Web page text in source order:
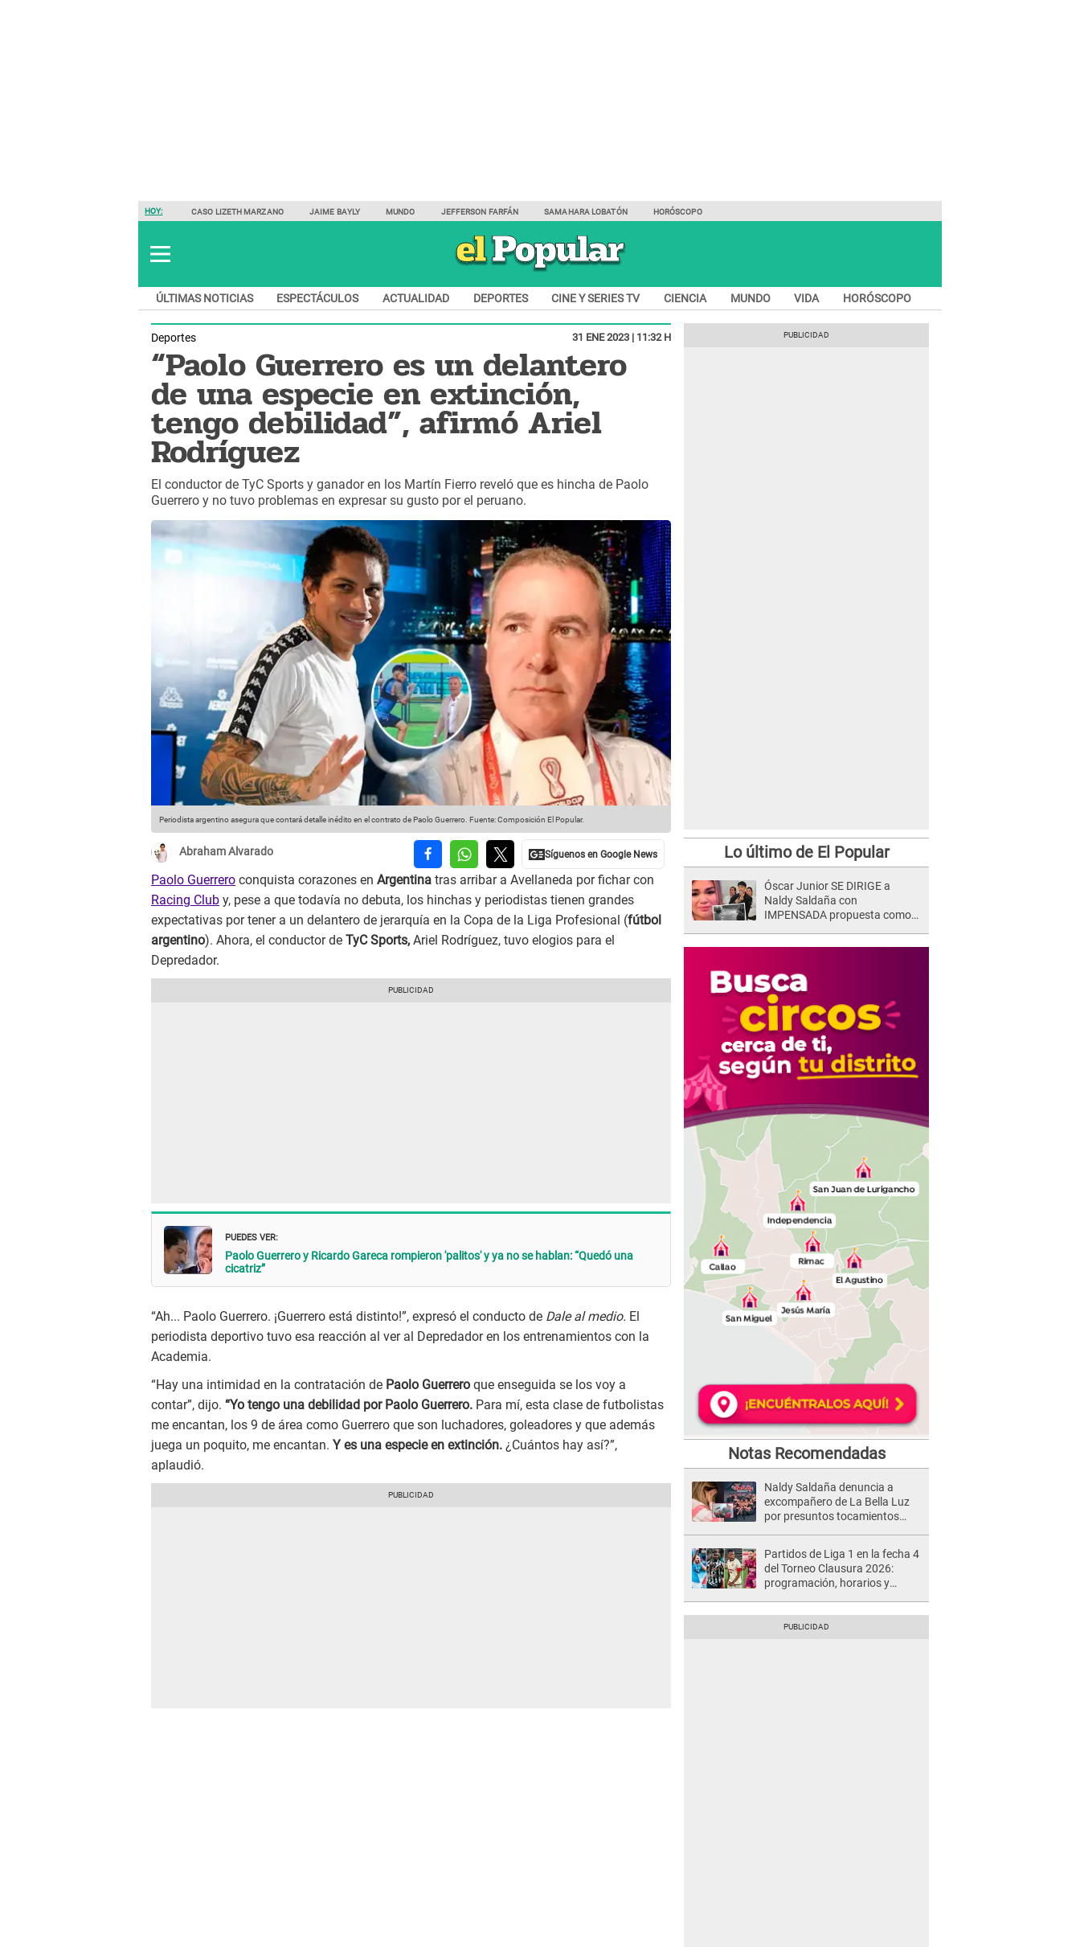
HOY: CASO LIZETH MARZANO JAIME BAYLY MUNDO JEFFERSON FARFÁN SAMAHARA LOBATÓN HORÓSCOPO
ÚLTIMAS NOTICIAS ESPECTÁCULOS ACTUALIDAD DEPORTES CINE Y SERIES TV CIENCIA MUNDO VIDA HORÓSCOPO
Deportes 31 ENE 2023 | 11:32 H
“Paolo Guerrero es un delantero
de una especie en extinción,
tengo debilidad”, afirmó Ariel
Rodríguez
El conductor de TyC Sports y ganador en los Martín Fierro reveló que es hincha de Paolo
Guerrero y no tuvo problemas en expresar su gusto por el peruano.
Periodista argentino asegura que contará detalle inédito en el contrato de Paolo Guerrero. Fuente: Composición El Popular.
Abraham Alvarado
Paolo Guerrero conquista corazones en Argentina tras arribar a Avellaneda por fichar con
Racing Club y, pese a que todavía no debuta, los hinchas y periodistas tienen grandes
expectativas por tener a un delantero de jerarquía en la Copa de la Liga Profesional (fútbol
argentino). Ahora, el conductor de TyC Sports, Ariel Rodríguez, tuvo elogios para el
Depredador.
PUEDES VER:
Paolo Guerrero y Ricardo Gareca rompieron 'palitos' y ya no se hablan: “Quedó una
cicatriz”
“Ah... Paolo Guerrero. ¡Guerrero está distinto!”, expresó el conducto de Dale al medio. El
periodista deportivo tuvo esa reacción al ver al Depredador en los entrenamientos con la
Academia.
“Hay una intimidad en la contratación de Paolo Guerrero que enseguida se los voy a
contar”, dijo. “Yo tengo una debilidad por Paolo Guerrero. Para mí, esta clase de futbolistas
me encantan, los 9 de área como Guerrero que son luchadores, goleadores y que además
juega un poquito, me encantan. Y es una especie en extinción. ¿Cuántos hay así?”,
aplaudió.
Lo último de El Popular
Óscar Junior SE DIRIGE a
Naldy Saldaña con
IMPENSADA propuesta como
Notas Recomendadas
Naldy Saldaña denuncia a
excompañero de La Bella Luz
por presuntos tocamientos
Partidos de Liga 1 en la fecha 4
del Torneo Clausura 2026:
programación, horarios y